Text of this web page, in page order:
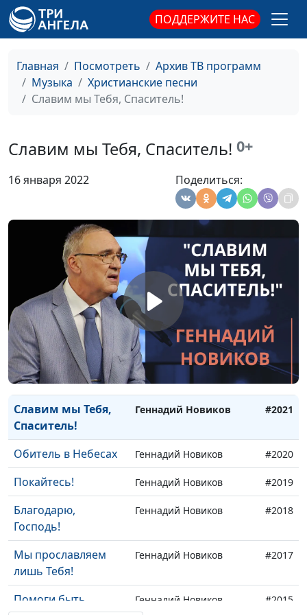
ПОДДЕРЖИТЕ НАС
Главная Посмотреть
Архив ТВ программ
Музыка
Христианские песни
Славим мы Тебя, Спаситель!
Славим мы Тебя, Спаситель! 0+
16 января 2022 Поделиться:
концертмейстер
Качалов,
концертмейстер
Я слышу этот стук
концертмейстер
Качалов,
концертмейстер
Покрой снегами
Качалов,
концертмейстер
Он придёт Геннадий Новиков #2024
Выбери верный
путь
Геннадий Новиков #2023
Воспевайте славу
Богу!
Геннадий Новиков #2022
Славим мы Тебя,
Спаситель!
Геннадий Новиков #2021
Обитель в Небесах Геннадий Новиков #2020
Покайтесь! Геннадий Новиков #2019
Благодарю,
Господь!
Геннадий Новиков #2018
Мы прославляем
лишь Тебя!
Геннадий Новиков #2017
Помоги быть
Геннадий Новиков #2015